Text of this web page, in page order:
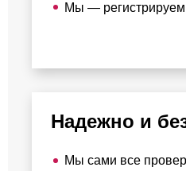
Мы —
Надежно и
Мы сами все